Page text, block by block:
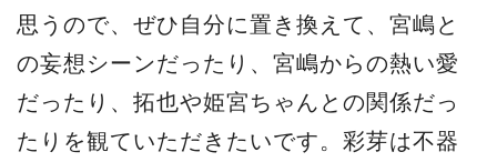
思うので、ぜひ自分に置き換えて、宮嶋と
の妄想シーンだったり、宮嶋からの熱い愛
だったり、拓也や姫宮ちゃんとの関係だっ
たりを観ていただきたいです。彩芽は不器